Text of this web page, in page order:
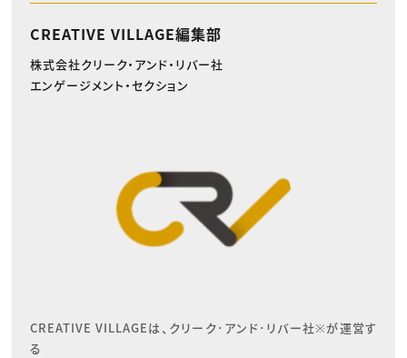
CREATIVE VILLAGE編集部
株式会社クリーク・アンド・リバー社
エンゲージメント・セクション
CREATIVE VILLAGEは、クリーク･アンド･リバー社※が運営す
る